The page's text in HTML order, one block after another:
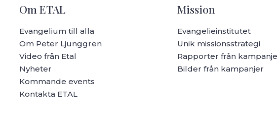
Om ETAL
Evangelium till alla
Om Peter Ljunggren
Video från Etal
Nyheter
Kommande events
Kontakta ETAL
Mission
Evangelieinstitutet
Unik missionsstrategi
Rapporter från
Bilder från kampanjer